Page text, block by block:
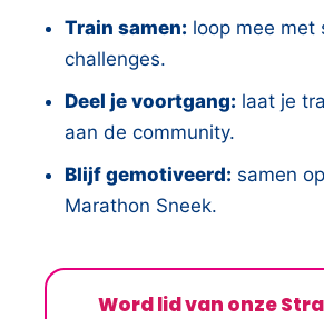
Train samen: loop mee met
challenges.
Deel je voortgang: laat je
aan de community.
Blijf gemotiveerd: samen
Marathon Sneek.
Word lid van onze